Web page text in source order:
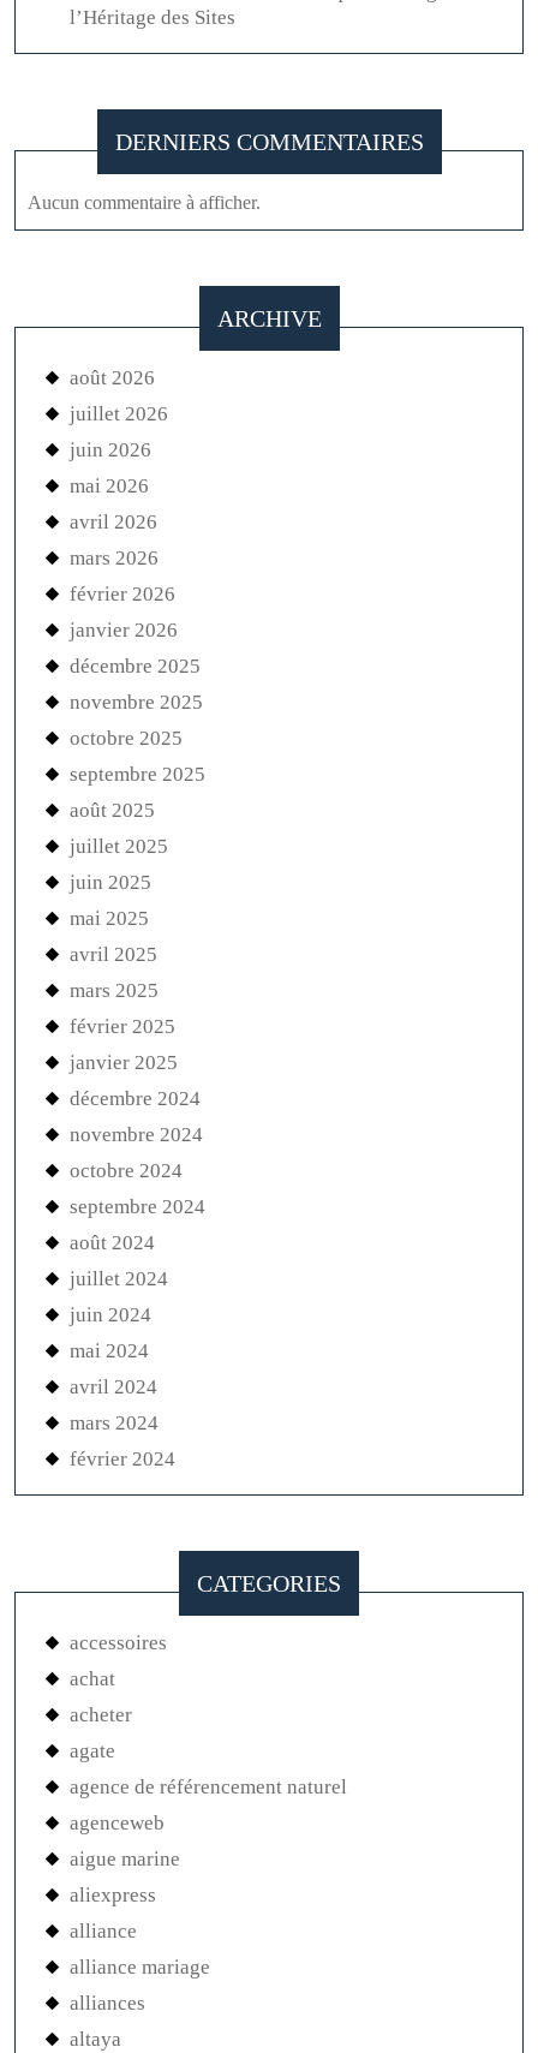
l’Héritage des Sites
DERNIERS COMMENTAIRES
Aucun commentaire à afficher.
ARCHIVE
août 2026
juillet 2026
juin 2026
mai 2026
avril 2026
mars 2026
février 2026
janvier 2026
décembre 2025
novembre 2025
octobre 2025
septembre 2025
août 2025
juillet 2025
juin 2025
mai 2025
avril 2025
mars 2025
février 2025
janvier 2025
décembre 2024
novembre 2024
octobre 2024
septembre 2024
août 2024
juillet 2024
juin 2024
mai 2024
avril 2024
mars 2024
février 2024
CATEGORIES
accessoires
achat
acheter
agate
agence de référencement naturel
agenceweb
aigue marine
aliexpress
alliance
alliance mariage
alliances
altaya